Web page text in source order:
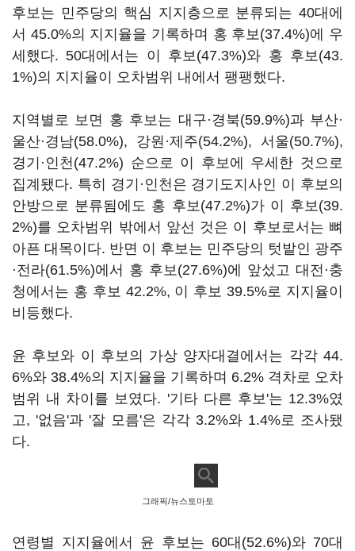
후보는 민주당의 핵심 지지층으로 분류되는 40대에
서 45.0%의 지지율을 기록하며 홍 후보(37.4%)에 우
세했다. 50대에서는 이 후보(47.3%)와 홍 후보(43.
1%)의 지지율이 오차범위 내에서 팽팽했다.
지역별로 보면 홍 후보는 대구·경북(59.9%)과 부산·
울산·경남(58.0%), 강원·제주(54.2%), 서울(50.7%),
경기·인천(47.2%) 순으로 이 후보에 우세한 것으로
집계됐다. 특히 경기·인천은 경기도지사인 이 후보의
안방으로 분류됨에도 홍 후보(47.2%)가 이 후보(39.
2%)를 오차범위 밖에서 앞선 것은 이 후보로서는 뼈
아픈 대목이다. 반면 이 후보는 민주당의 텃밭인 광주
·전라(61.5%)에서 홍 후보(27.6%)에 앞섰고 대전·충
청에서는 홍 후보 42.2%, 이 후보 39.5%로 지지율이
비등했다.
윤 후보와 이 후보의 가상 양자대결에서는 각각 44.
6%와 38.4%의 지지율을 기록하며 6.2% 격차로 오차
범위 내 차이를 보였다. '기타 다른 후보'는 12.3%였
고, '없음'과 '잘 모름'은 각각 3.2%와 1.4%로 조사됐
다.
그래픽/뉴스토마토
연령별 지지율에서 윤 후보는 60대(52.6%)와 70대